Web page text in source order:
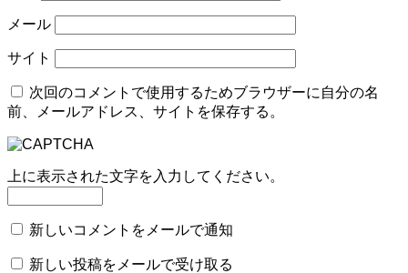
メール
サイト
次回のコメントで使用するためブラウザーに自分の名
前、メールアドレス、サイトを保存する。
上に表示された文字を入力してください。
新しいコメントをメールで通知
新しい投稿をメールで受け取る